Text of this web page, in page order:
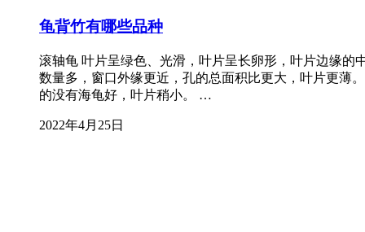
龟背竹有哪些品种
滚轴龟 叶片呈绿色、光滑，叶片呈长卵形，叶片边缘
数量多，窗口外缘更近，孔的总面积比更大，叶片更薄
的没有海龟好，叶片稍小。 …
2022年4月25日